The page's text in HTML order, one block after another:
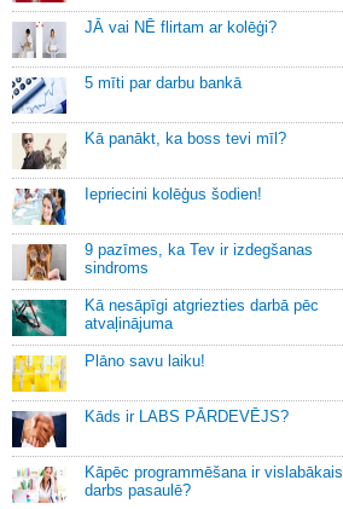
JĀ vai NĒ flirtam ar kolēģi?
5 mīti par darbu bankā
Kā panākt, ka boss tevi mīl?
Iepriecini kolēģus šodien!
9 pazīmes, ka Tev ir izdegšanas
sindroms
Kā nesāpīgi atgriezties darbā pēc
atvaļinājuma
Plāno savu laiku!
Kāds ir LABS PĀRDEVĒJS?
Kāpēc programmēšana ir vislabākais
darbs pasaulē?